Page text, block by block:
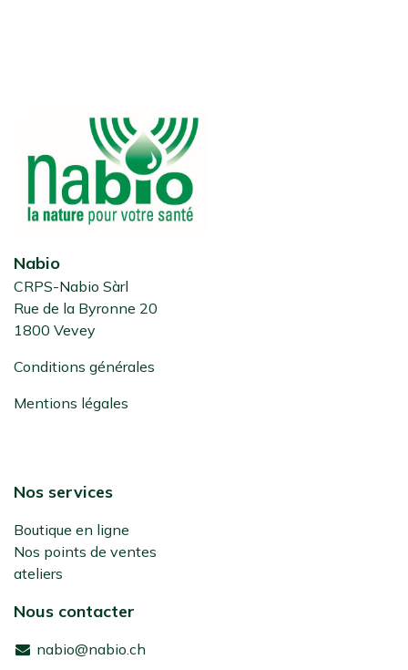
Nabio
CRPS-Nabio Sàrl
Rue de la Byronne 20
1800 Vevey
Conditions générales
Mentions légales
Nos services
Boutique en ligne
Nos points de ventes
ateliers
Nous contacter
nabio@nabio.ch